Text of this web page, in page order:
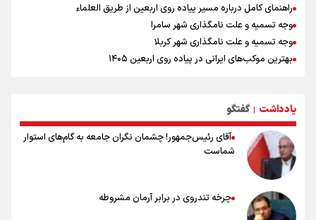
راهنمای کامل درباره مسیر پیاده روی اربعین از طریق العلماء
وجه تسمیه و علت نامگذاری شهر سامرا
وجه تسمیه و علت نامگذاری شهر کربلا
بهترین موکب‌های ایرانی در پیاده روی اربعین ۱۴۰۵
۲۰ نکته دوستانه درباره پیاده روی اربعین و عراقی ها
یادداشت | گفتگو
آقای رئیس‌جمهور! چشمان نگران جامعه به گام‌های استوار
شماست
چرخه تندروی در برابر آرمان مشروطه